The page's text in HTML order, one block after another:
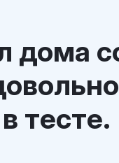
дома
тесте.